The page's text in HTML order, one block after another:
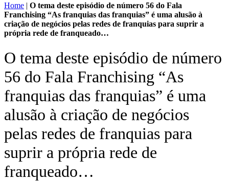
Home | O tema deste episódio de número 56 do Fala
Franchising “As franquias das franquias” é uma alusão à
criação de negócios pelas redes de franquias para suprir a
própria rede de franqueado…
O tema deste episódio de número
56 do Fala Franchising “As
franquias das franquias” é uma
alusão à criação de negócios
pelas redes de franquias para
suprir a própria rede de
franqueado…